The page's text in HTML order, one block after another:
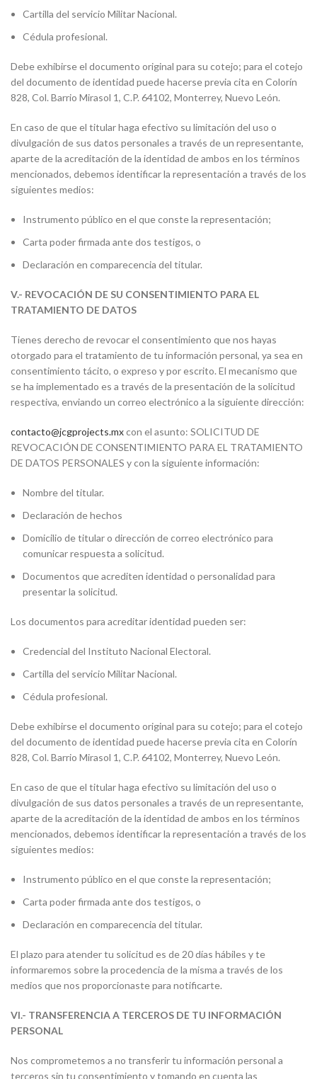
Cartilla del servicio Militar Nacional.
Cédula profesional.
Debe exhibirse el documento original para su cotejo; para el cotejo
del documento de identidad puede hacerse previa cita en Colorín
828, Col. Barrio Mirasol 1, C.P. 64102, Monterrey, Nuevo León.
En caso de que el titular haga efectivo su limitación del uso o
divulgación de sus datos personales a través de un representante,
aparte de la acreditación de la identidad de ambos en los términos
mencionados, debemos identificar la representación a través de los
siguientes medios:
Instrumento público en el que conste la representación;
Carta poder firmada ante dos testigos, o
Declaración en comparecencia del titular.
V.- REVOCACIÓN DE SU CONSENTIMIENTO PARA EL
TRATAMIENTO DE DATOS
Tienes derecho de revocar el consentimiento que nos hayas
otorgado para el tratamiento de tu información personal, ya sea en
consentimiento tácito, o expreso y por escrito. El mecanismo que
se ha implementado es a través de la presentación de la solicitud
respectiva, enviando un correo electrónico a la siguiente dirección:
contacto@jcgprojects.mxcon el asunto: SOLICITUD DE
REVOCACIÓN DE CONSENTIMIENTO PARA EL TRATAMIENTO
DE DATOS PERSONALES y con la siguiente información:
Nombre del titular.
Declaración de hechos
Domicilio de titular o dirección de correo electrónico para
comunicar respuesta a solicitud.
Documentos que acrediten identidad o personalidad para
presentar la solicitud.
Los documentos para acreditar identidad pueden ser:
Credencial del Instituto Nacional Electoral.
Cartilla del servicio Militar Nacional.
Cédula profesional.
Debe exhibirse el documento original para su cotejo; para el cotejo
del documento de identidad puede hacerse previa cita en Colorín
828, Col. Barrio Mirasol 1, C.P. 64102, Monterrey, Nuevo León.
En caso de que el titular haga efectivo su limitación del uso o
divulgación de sus datos personales a través de un representante,
aparte de la acreditación de la identidad de ambos en los términos
mencionados, debemos identificar la representación a través de los
siguientes medios:
Instrumento público en el que conste la representación;
Carta poder firmada ante dos testigos, o
Declaración en comparecencia del titular.
El plazo para atender tu solicitud es de 20 días hábiles y te
informaremos sobre la procedencia de la misma a través de los
medios que nos proporcionaste para notificarte.
VI.- TRANSFERENCIA A TERCEROS DE TU INFORMACIÓN
PERSONAL
Nos comprometemos a no transferir tu información personal a
terceros sin tu consentimiento y tomando en cuenta las